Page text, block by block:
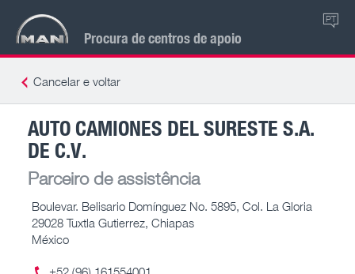
Procura de centros de apoio
PT
Cancelar e voltar
AUTO CAMIONES DEL SURESTE S.A.
DE C.V.
Parceiro de assistência
Boulevar. Belisario Domínguez No. 5895, Col. La Gloria
29028 Tuxtla Gutierrez, Chiapas
México